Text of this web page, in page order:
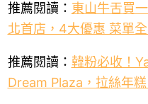
推薦閱讀： 東山牛舌買
北首店，4大優惠 菜單全
推薦閱讀： 韓粉必收！
Dream Plaza，拉絲年